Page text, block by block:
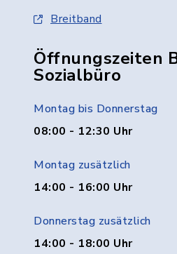
Breitband
Öffnungszeiten
Sozialbüro
Montag bis Donnerstag
08:00 - 12:30 Uhr
Montag zusätzlich
14:00 - 16:00 Uhr
Donnerstag zusätzlich
14:00 - 18:00 Uhr